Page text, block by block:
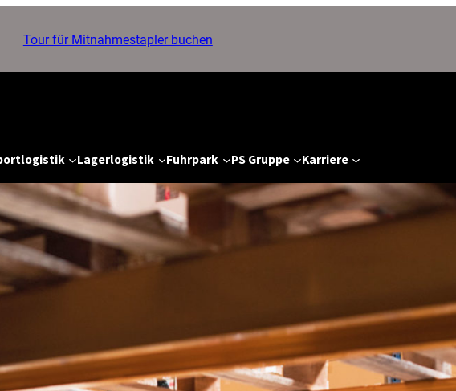
Tour für Mitnahmestapler buchen
Lagerlogistik Fuhrpark PS Gruppe Karriere